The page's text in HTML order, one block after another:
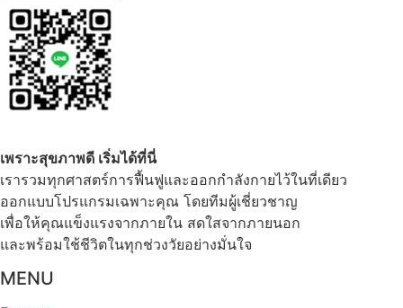
เพราะสุขภาพดี เริ่มได้ที่นี่
เรารวมทุกศาสตร์การฟื้นฟูและออกกำลังกายไว้ในที่เดียว
ออกแบบโปรแกรมเฉพาะคุณ โดยทีมผู้เชี่ยวชาญ
เพื่อให้คุณแข็งแรงจากภายใน สดใสจากภายนอก
และพร้อมใช้ชีวิตในทุกช่วงวัยอย่างมั่นใจ
MENU